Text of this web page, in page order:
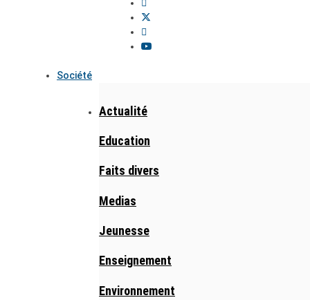
Société
Actualité
Education
Faits divers
Medias
Jeunesse
Enseignement
Environnement